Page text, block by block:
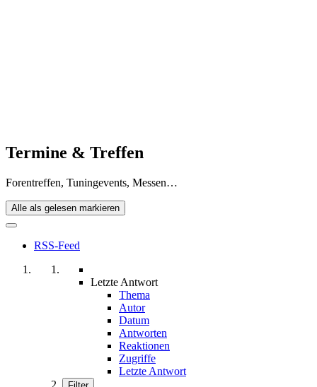
Termine & Treffen
Forentreffen, Tuningevents, Messen…
Alle als gelesen markieren
RSS-Feed
Letzte Antwort
Thema
Autor
Datum
Antworten
Reaktionen
Zugriffe
Letzte Antwort